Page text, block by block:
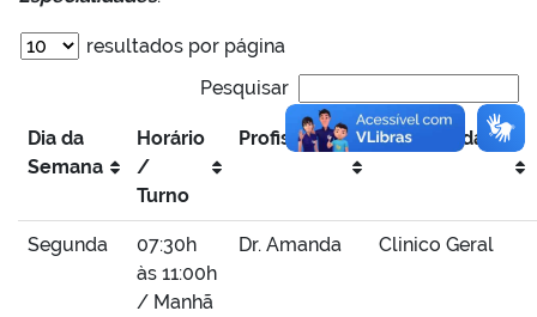
resultados por página
Pesquisar
Dia da
Semana
Horário
/
Turno
Profissional Especialidade
Segunda
07:30h
às 11:00h
/ Manhã
Dr. Amanda Clinico Geral